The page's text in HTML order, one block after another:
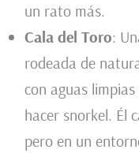
un rato más.
Cala del Toro:
rodeada de
con aguas
hacer snorkel. Él
pero en un